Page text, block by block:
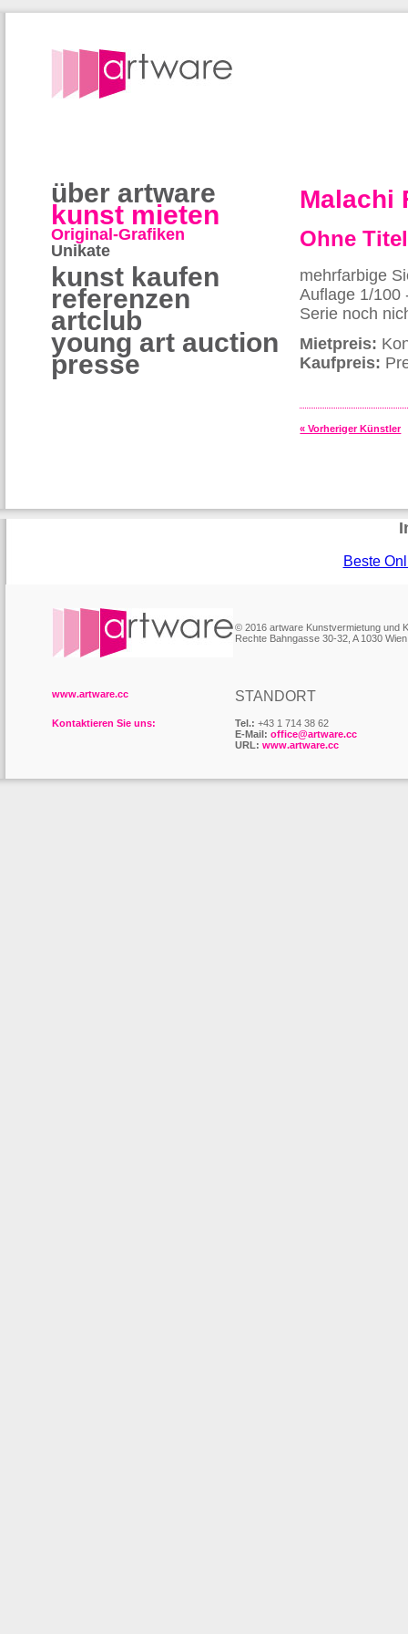
über artware
kunst mieten
Original-Grafiken
Unikate
kunst kaufen
referenzen
artclub
young art auction
presse
Malachi
Ohne Titel
mehrfarbige
Auflage 1/100
Serie noch
Mietpreis:
Kaufpreis:
« Vorheriger Künstler
Beste
© 2016 artware Kunstvermietung und
Rechte Bahngasse 30-32, A 1030 Wien
www.artware.cc STANDORT
Kontaktieren Sie uns: Tel.: +43 1 714 38 62
E-Mail: office@artware.cc
URL: www.artware.cc